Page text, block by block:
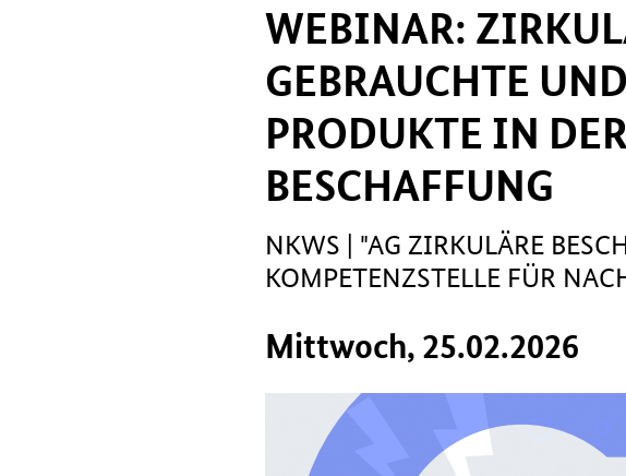
WEBINAR:
GEBRAUCHTE
PRODUKTE IN
BESCHAFFUNG
NKWS | "AG ZIRKULÄRE
KOMPETENZSTELLE FÜR
Mittwoch, 25.02.2026